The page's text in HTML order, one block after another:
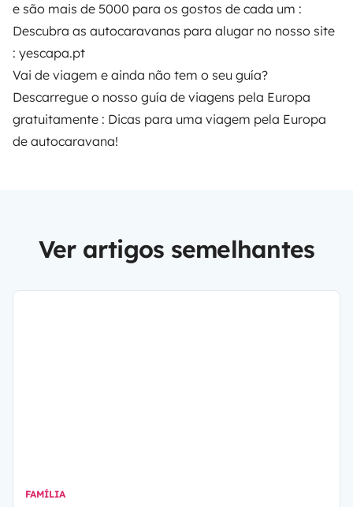
e são mais de 5000 para os gostos de cada um :
Descubra as autocaravanas para alugar no nosso site
: yescapa.pt
Vai de viagem e ainda não tem o seu guía?
Descarregue o nosso guía de viagens pela Europa
gratuitamente : Dicas para uma viagem pela Europa
de autocaravana!
Ver artigos semelhantes
FAMÍLIA